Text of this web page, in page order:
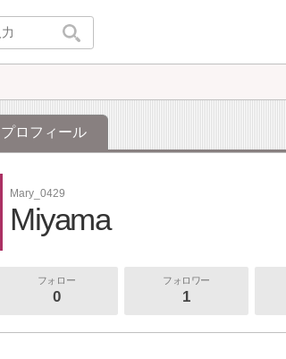
プロフィール
Mary_0429
Miyama
フォロー
0
フォロワー
1